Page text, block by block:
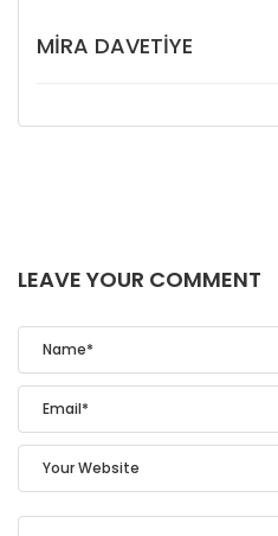
MIRA DAVETIYE
LEAVE YOUR COMMENT